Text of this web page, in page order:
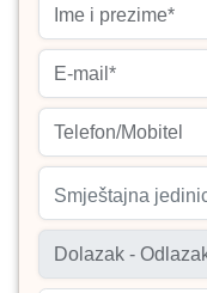
Smještajna